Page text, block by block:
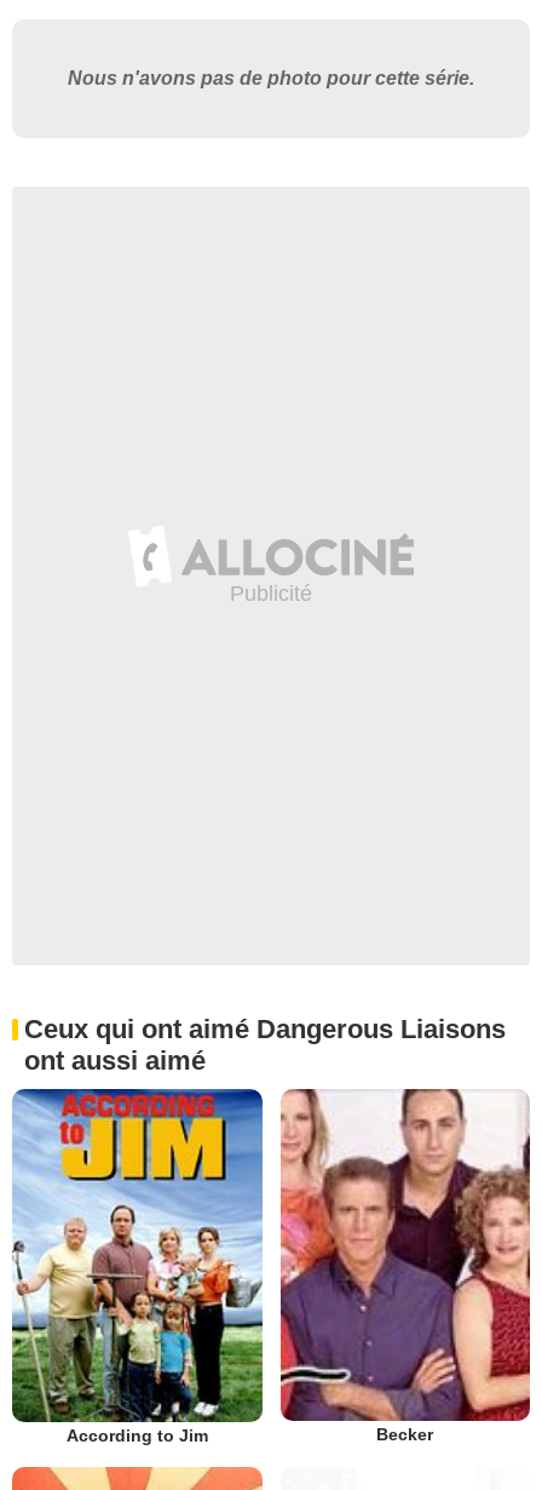
Nous n'avons pas de photo pour cette série.
Ceux qui ont aimé Dangerous Liaisons
ont aussi aimé
According to Jim Becker